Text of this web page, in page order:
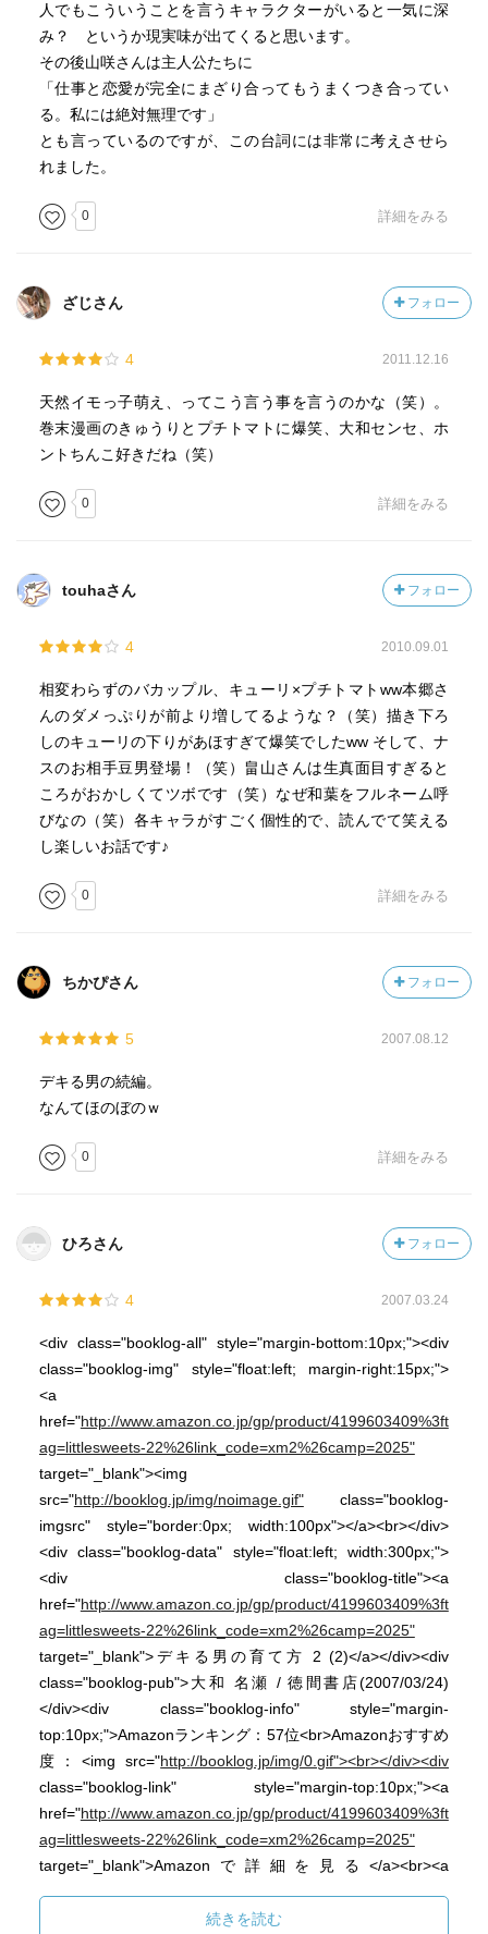
人でもこういうことを言うキャラクターがいると一気に深
み？ というか現実味が出てくると思います。
その後山咲さんは主人公たちに
「仕事と恋愛が完全にまざり合ってもうまくつき合ってい
る。私には絶対無理です」
とも言っているのですが、この台詞には非常に考えさせら
れました。
0 詳細をみる
ざじさん フォロー
4 2011.12.16
天然イモっ子萌え、ってこう言う事を言うのかな（笑）。
巻末漫画のきゅうりとプチトマトに爆笑、大和センセ、ホ
ントちんこ好きだね（笑）
0 詳細をみる
touhaさん フォロー
4 2010.09.01
相変わらずのバカップル、キューリ×プチトマトww本郷さ
んのダメっぷりが前より増してるような？（笑）描き下ろ
しのキューリの下りがあほすぎて爆笑でしたww そして、ナ
スのお相手豆男登場！（笑）畠山さんは生真面目すぎると
ころがおかしくてツボです（笑）なぜ和葉をフルネーム呼
びなの（笑）各キャラがすごく個性的で、読んでて笑える
し楽しいお話です♪
0 詳細をみる
ちかぴさん フォロー
5 2007.08.12
デキる男の続編。
なんてほのぼのｗ
0 詳細をみる
ひろさん フォロー
4 2007.03.24
<div class="booklog-all" style="margin-bottom:10px;"><div
class="booklog-img" style="float:left; margin-right:15px;">
<a
href="http://www.amazon.co.jp/gp/product/4199603409%3ft
ag=littlesweets-22%26link_code=xm2%26camp=2025"
target="_blank"><img
src="http://booklog.jp/img/noimage.gif"class="booklog-
imgsrc" style="border:0px; width:100px"></a><br></div>
<div class="booklog-data" style="float:left; width:300px;">
<div class="booklog-title"><a
href="http://www.amazon.co.jp/gp/product/4199603409%3ft
ag=littlesweets-22%26link_code=xm2%26camp=2025"
target="_blank">デキる男の育て方 2 (2)</a></div><div
class="booklog-pub">大和 名瀬 / 徳間書店(2007/03/24)
</div><div class="booklog-info" style="margin-
top:10px;">Amazonランキング：57位<br>Amazonおすすめ
度：<img src="http://booklog.jp/img/0.gif"><br></div><div
class="booklog-link" style="margin-top:10px;"><a
href="http://www.amazon.co.jp/gp/product/4199603409%3ft
ag=littlesweets-22%26link_code=xm2%26camp=2025"
target="_blank">Amazonで詳細を見る</a><br><a
target="_blank">Booklogでレビューを見る</a> by <a
続きを読む